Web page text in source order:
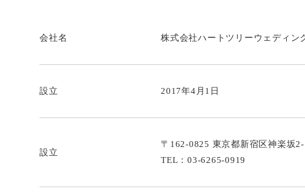
会社名 株式会社ハートツリーウェディン
設立 2017年4月1日
設立
〒162-0825 東京都新宿区神楽坂2-
TEL：03-6265-0919